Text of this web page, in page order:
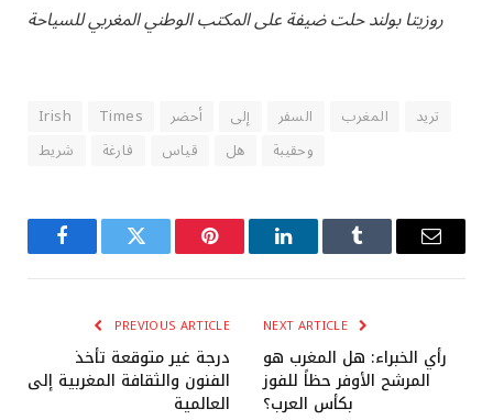
روزيتا بولند حلت ضيفة على المكتب الوطني المغربي للسياحة
Irish Times أحضر إلى السفر المغرب
تريد
شريط
فارغة قياس هل وحقيبة
FacebookTwitter Pinterest LinkedInTumblr Email
PREVIOUS ARTICLE
درجة غير متوقعة تأخذ
الفنون والثقافة المغربية إلى
العالمية
NEXT ARTICLE
رأي الخبراء: هل المغرب هو
المرشح الأوفر حظاً للفوز
بكأس العرب؟